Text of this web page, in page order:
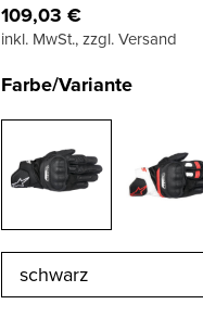
109,03€
inkl. MwSt., zzgl. Versand
Farbe/Variante